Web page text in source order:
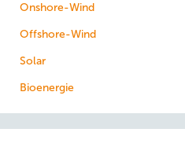
Onshore-Wind
Offshore-Wind
Solar
Bioenergie